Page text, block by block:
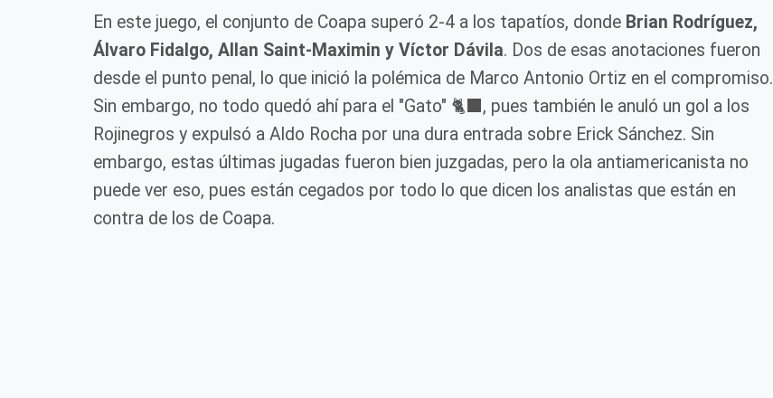
En este juego, el conjunto de Coapa superó 2-4 a los tapatíos, donde Brian Rodríguez,
Álvaro Fidalgo, Allan Saint-Maximin y Víctor Dávila. Dos de esas anotaciones fueron
desde el punto penal, lo que inició la polémica de Marco Antonio Ortiz en el compromiso.
Sin embargo, no todo quedó ahí para el "Gato" 🐈‍⬛, pues también le anuló un gol a los
Rojinegros y expulsó a Aldo Rocha por una dura entrada sobre Erick Sánchez. Sin
embargo, estas últimas jugadas fueron bien juzgadas, pero la ola antiamericanista no
puede ver eso, pues están cegados por todo lo que dicen los analistas que están en
contra de los de Coapa.